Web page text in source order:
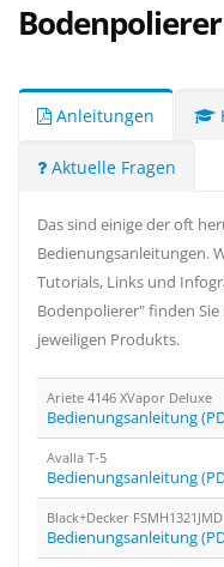
Bodenpolierer
Anleitungen
Aktuelle Fragen
Das sind einige der oft
Bedienungsanleitungen.
Tutorials, Links und
Bodenpolierer" finden
jeweiligen Produkts.
Ariete 4146 XVapor Deluxe
Bedienungsanleitung
Avalla T-5
Bedienungsanleitung
Black+Decker FSMH1321JMD
Bedienungsanleitung